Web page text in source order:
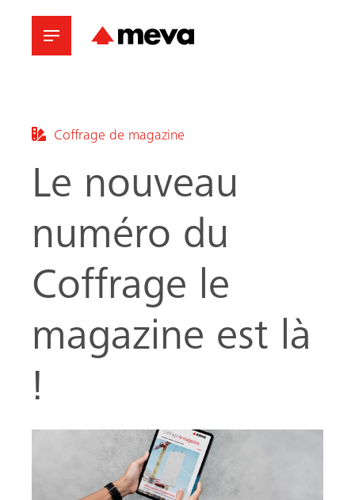
Coffrage de magazine
Le nouveau
numéro du
Coffrage le
magazine est là
!